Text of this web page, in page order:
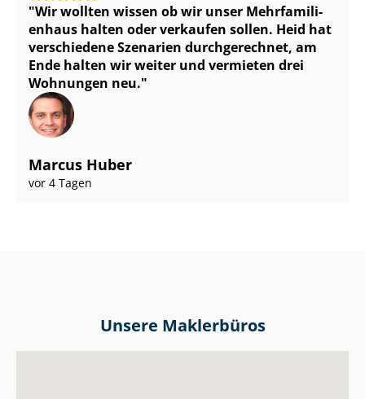
Wir wollten wissen ob wir unser Mehr­fa­mi­li­
en­haus halten oder verkaufen sollen. Heid hat
verschiedene Szenarien durchgerechnet, am
Ende halten wir weiter und vermieten drei
Wohnungen neu.
Marcus Huber
vor 4 Tagen
Unsere Maklerbüros